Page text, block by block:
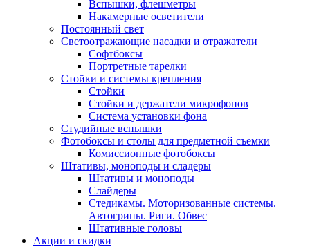
Вспышки, флешметры
Накамерные осветители
Постоянный свет
Светоотражающие насадки и отражатели
Софтбоксы
Портретные тарелки
Стойки и системы крепления
Стойки
Стойки и держатели микрофонов
Система установки фона
Студийные вспышки
Фотобоксы и столы для предметной съемки
Комиссионные фотобоксы
Штативы, моноподы и сладеры
Штативы и моноподы
Слайдеры
Стедикамы. Моторизованные системы.
Автогрипы. Риги. Обвес
Штативные головы
Акции и скидки